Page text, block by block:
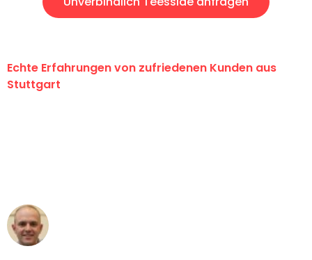
Echte Erfahrungen von zufriedenen Kunden aus
Stuttgart